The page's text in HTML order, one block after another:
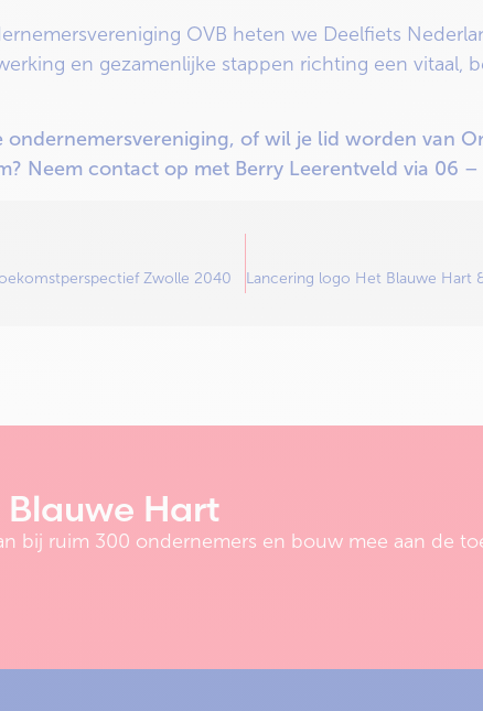
OVB heten we Deelfiets
en gezamenlijke stappen richting een vitaal,
ondernemersvereniging, of wil je lid worden van
Neem contact op met Berry Leerentveld via 06 –
Zwolle 2040
Hart
bij ruim 300 ondernemers en bouw mee aan de